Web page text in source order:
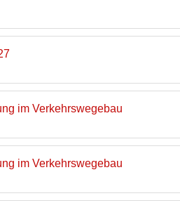
im Verkehrswegebau
im Verkehrswegebau